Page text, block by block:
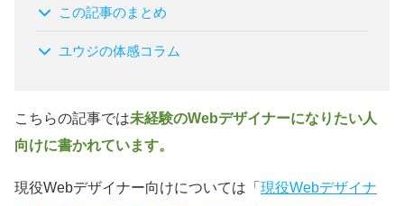
この記事のまとめ
ユウジの体感コラム
こちらの記事では未経験のWebデザイナーになりたい人
向けに書かれています。
現役Webデザイナー向けについては「 現役Webデザイナ